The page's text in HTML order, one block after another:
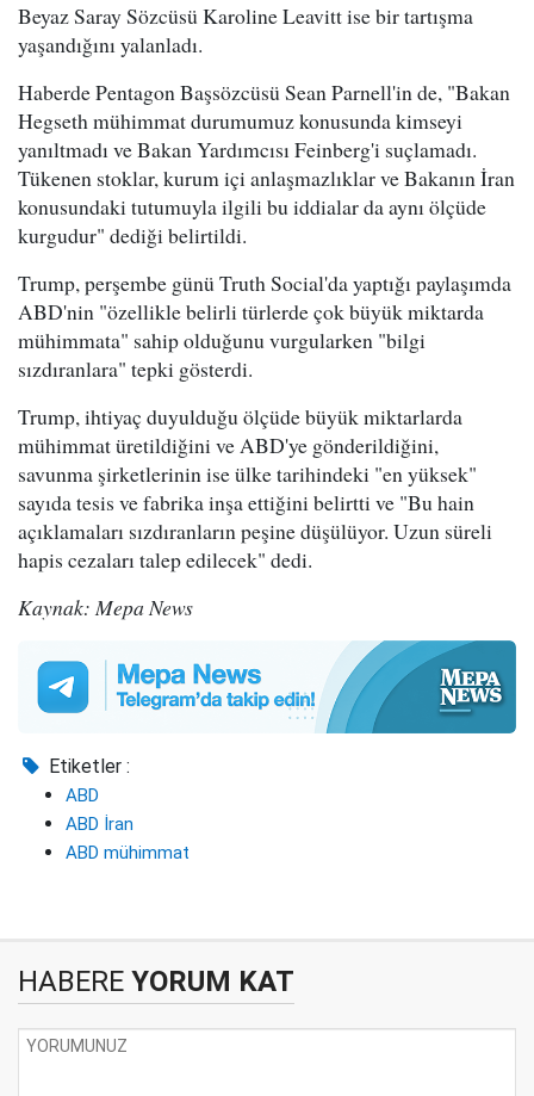
Beyaz Saray Sözcüsü Karoline Leavitt ise bir tartışma
yaşandığını yalanladı.
Haberde Pentagon Başsözcüsü Sean Parnell'in de, "Bakan
Hegseth mühimmat durumumuz konusunda kimseyi
yanıltmadı ve Bakan Yardımcısı Feinberg'i suçlamadı.
Tükenen stoklar, kurum içi anlaşmazlıklar ve Bakanın İran
konusundaki tutumuyla ilgili bu iddialar da aynı ölçüde
kurgudur" dediği belirtildi.
Trump, perşembe günü Truth Social'da yaptığı paylaşımda
ABD'nin "özellikle belirli türlerde çok büyük miktarda
mühimmata" sahip olduğunu vurgularken "bilgi
sızdıranlara" tepki gösterdi.
Trump, ihtiyaç duyulduğu ölçüde büyük miktarlarda
mühimmat üretildiğini ve ABD'ye gönderildiğini,
savunma şirketlerinin ise ülke tarihindeki "en yüksek"
sayıda tesis ve fabrika inşa ettiğini belirtti ve "Bu hain
açıklamaları sızdıranların peşine düşülüyor. Uzun süreli
hapis cezaları talep edilecek" dedi.
Kaynak: Mepa News
Etiketler :
ABD
ABD İran
ABD mühimmat
HABERE YORUM KAT